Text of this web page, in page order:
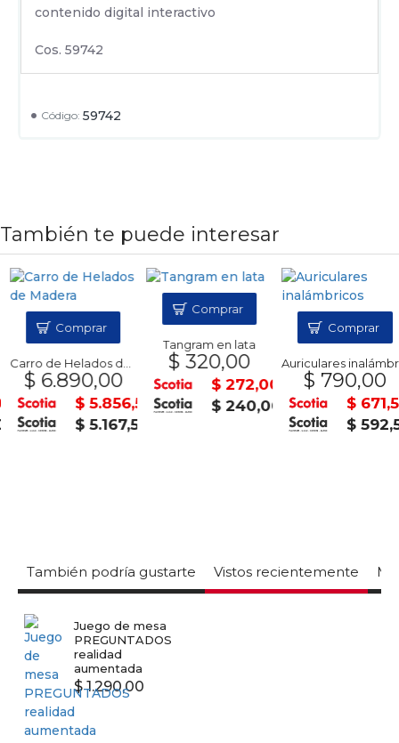
Código: 59742
contenido digital interactivo
Cos. 59742
También te puede interesar
Carro de Helados de Madera
$ 6.890,00
$ 5.856,50
$ 5.167,50
Comprar
Tangram en lata
$ 320,00
$ 272,00
$ 240,00
Comprar
Auriculares inalámbricos
$ 790,00
$
$
Comprar
También podría gustarte Vistos recientemente
Juego de mesa
PREGUNTADOS
realidad
aumentada
$ 1.290,00